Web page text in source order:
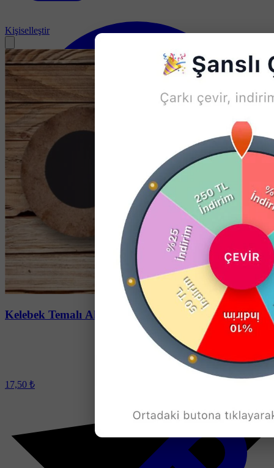
Soru-Cevap
Kişiselleştir
Kelebek Temalı Ahşap Daire Magnet
17,50 ₺